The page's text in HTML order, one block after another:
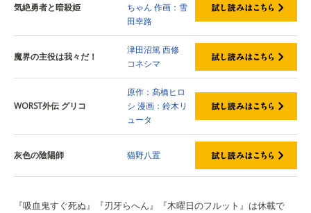
気絶勇者と暗殺姫
ちゃん 作画：雪
田幸路
魔界の主役は我々だ！
津田沼篤西修
コネシマ
WORST外伝 グリコ
原作：髙橋ヒロ
シ 漫画：鈴木リ
ュータ
灰色の陰陽師 猫野八置
『吸血鬼すぐ死ぬ』『刃牙らへん』『木曜日のフルット』は休載で